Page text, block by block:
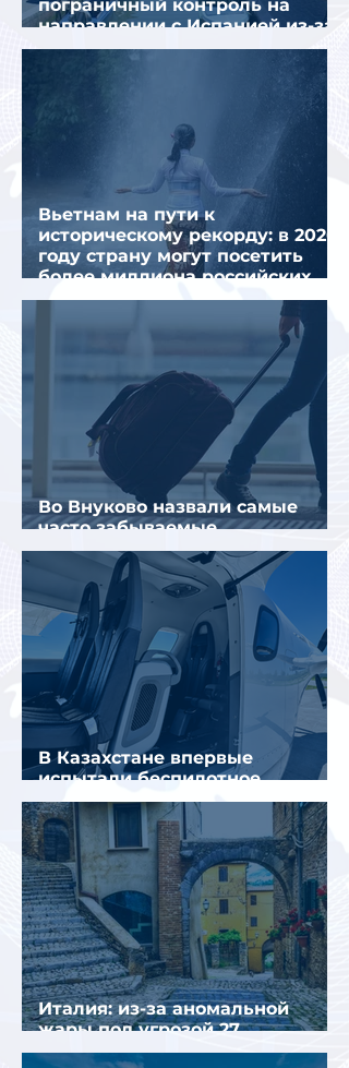
пограничный контроль на
направлении с Испанией из-за
миграционного кризиса
Вьетнам на пути к
историческому рекорду: в 2026
году страну могут посетить
более миллиона российских
туристов
Во Внуково назвали самые
часто забываемые
пассажирами вещи
В Казахстане впервые
испытали беспилотное
аэротакси с пассажирами
Италия: из-за аномальной
жары под угрозой 27
крупнейших городов